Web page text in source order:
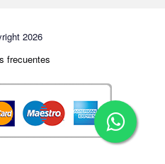
2026
frecuentes